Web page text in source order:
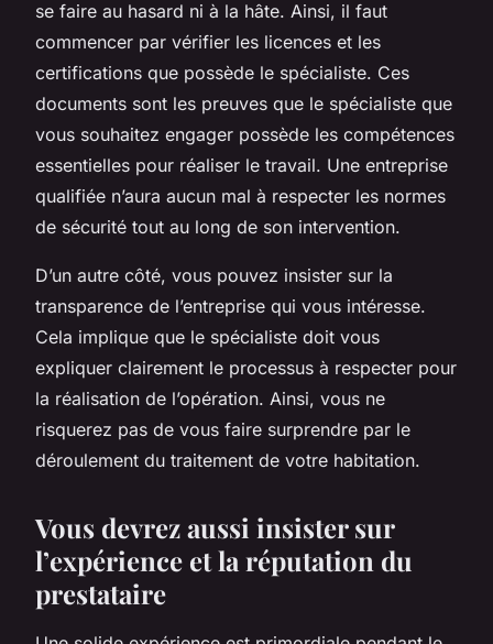
se faire au hasard ni à la hâte. Ainsi, il faut
commencer par vérifier les licences et les
certifications que possède le spécialiste. Ces
documents sont les preuves que le spécialiste que
vous souhaitez engager possède les compétences
essentielles pour réaliser le travail. Une entreprise
qualifiée n’aura aucun mal à respecter les normes
de sécurité tout au long de son intervention.
D’un autre côté, vous pouvez insister sur la
transparence de l’entreprise qui vous intéresse.
Cela implique que le spécialiste doit vous
expliquer clairement le processus à respecter pour
la réalisation de l’opération. Ainsi, vous ne
risquerez pas de vous faire surprendre par le
déroulement du traitement de votre habitation.
Vous devrez aussi insister sur
l’expérience et la réputation du
prestataire